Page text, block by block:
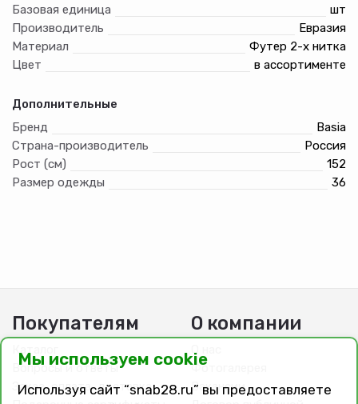
Базовая единица
шт
Производитель
Евразия
Материал
Футер 2-х нитка
Цвет
в ассортименте
Дополнительные
Бренд
Basia
Страна-производитель
Россия
Рост (см)
152
Размер одежды
36
Покупателям
Каталог
Вопросы и ответы
Заказ, оплата, доставка
О компании
О нас
Фотогалерея
Вакансии
Мы используем cookie
Используя сайт “snab28.ru” вы предоставляете